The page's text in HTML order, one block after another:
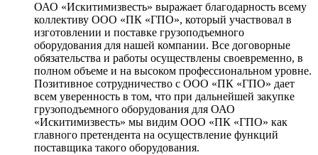
ОАО «Искитимизвесть» выражает благодарность всему
коллективу ООО «ПК «ГПО», который участвовал в
изготовлении и поставке грузоподъемного
оборудования для нашей компании. Все договорные
обязательства и работы осуществлены своевременно, в
полном объеме и на высоком профессиональном уровне.
Позитивное сотрудничество с ООО «ПК «ГПО» дает
всем уверенность в том, что при дальнейшей закупке
грузоподъемного оборудования для ОАО
«Искитимизвесть» мы видим ООО «ПК «ГПО» как
главного претендента на осуществление функций
поставщика такого оборудования.